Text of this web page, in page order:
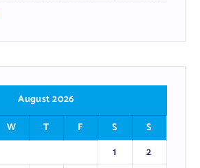
August 2026
W T F S
S
1
2